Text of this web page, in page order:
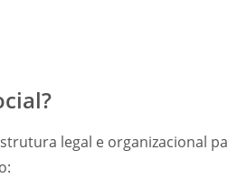
legal e organizacional